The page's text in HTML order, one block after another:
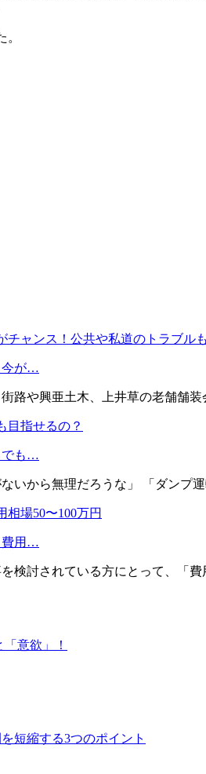
今が…
路や興亜土木、上井草の老舗舗
でも…
いから無理だろうな」 「ダンプ
費用…
検討されている方にとって、「
意欲」！
短縮する3つのポイント